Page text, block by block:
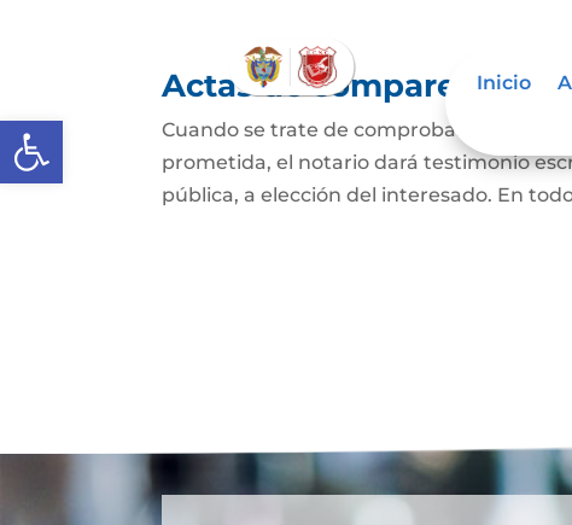
Abrir barra de herramientas
Inicio
Actas de
Cuando se trate de comprobar que una
prometida, el notario dará testimonio
pública, a elección del interesado. En